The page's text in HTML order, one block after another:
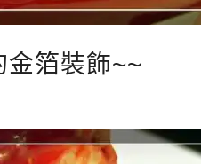
金箔裝飾~~